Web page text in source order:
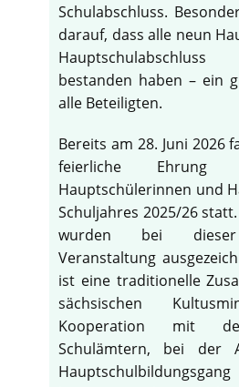
Schulabschluss.
darauf, dass alle neun
bestanden haben – ein
alle Beteiligten.
Bereits am 28. Juni 2026
feierliche Ehrung
Hauptschülerinnen und
Schuljahres 2025/26
wurden bei dieser
Veranstaltung
ist eine traditionelle
sächsischen
Kooperation mit
Schulämtern, bei der